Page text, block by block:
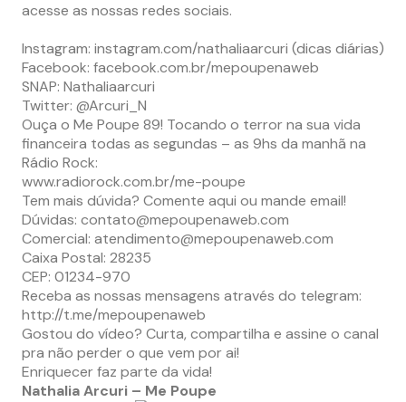
acesse as nossas redes sociais.
Instagram: instagram.com/nathaliaarcuri (dicas diárias)
Facebook: facebook.com.br/mepoupenaweb
SNAP: Nathaliaarcuri
Twitter: @Arcuri_N
Ouça o Me Poupe 89! Tocando o terror na sua vida
financeira todas as segundas – as 9hs da manhã na
Rádio Rock:
www.radiorock.com.br/me-poupe
Tem mais dúvida? Comente aqui ou mande email!
Dúvidas: contato@mepoupenaweb.com
Comercial: atendimento@mepoupenaweb.com
Caixa Postal: 28235
CEP: 01234-970
Receba as nossas mensagens através do telegram:
http://t.me/mepoupenaweb
Gostou do vídeo? Curta, compartilha e assine o canal
pra não perder o que vem por ai!
Enriquecer faz parte da vida!
Nathalia Arcuri – Me Poupe